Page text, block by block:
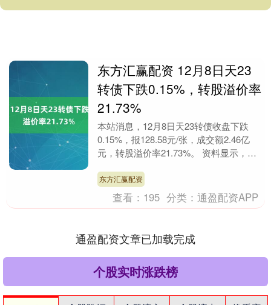
东方汇赢配资 12月8日天23
转债下跌0.15%，转股溢价率
21.73%
本站消息，12月8日天23转债收盘下跌
0.15%，报128.58元/张，成交额2.46亿
元，转股溢价率21.73%。 资料显示，天
东方汇赢配资
查看： 195 分类：通盈配资APP
通盈配资文章已加载完成
个股实时涨跌榜